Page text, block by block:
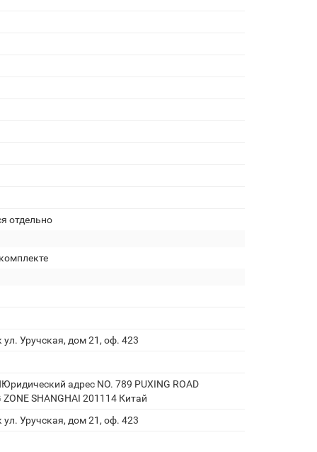
отдельно
Уручская, дом 21, оф. 423
адрес NO. 789 PUXING ROAD
ZONE SHANGHAI 201114 Китай
Уручская, дом 21, оф. 423